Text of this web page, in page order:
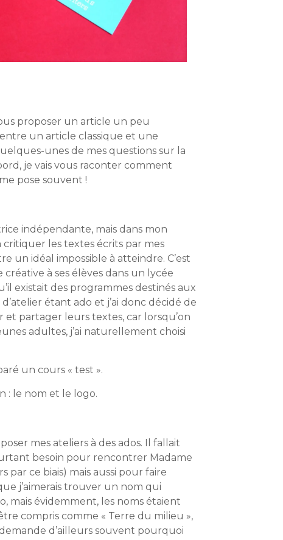
proposer un article un peu
un article classique et une
unes de mes questions sur la
je vais vous raconter comment
pose souvent !
indépendante, mais dans mon
critiquer les textes écrits par mes
un idéal impossible à atteindre. C’est
à ses élèves dans un lycée
existait des programmes destinés aux
étant ado et j’ai donc décidé de
partager leurs textes, car lorsqu’on
adultes, j’ai naturellement choisi
un cours « test ».
: le nom et le logo.
mes ateliers à des ados. Il fallait
besoin pour rencontrer Madame
ce biais) mais aussi pour faire
j’aimerais trouver un nom qui
mais évidemment, les noms étaient
compris comme « Terre du milieu »,
d’ailleurs souvent pourquoi